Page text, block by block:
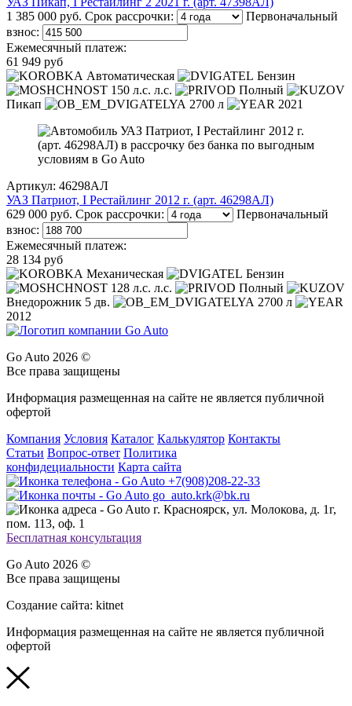
1 385 000 руб. Срок рассрочки:
Первоначальный
взнос:
Ежемесячный платеж:
61 949 руб
Автоматическая
Бензин
150 л.с. л.с.
Полный
Пикап
2700 л 2021
Артикул: 46298АЛ
УАЗ Патриот, I Рестайлинг 2012 г. (арт. 46298АЛ)
629 000 руб. Срок рассрочки:
Первоначальный
взнос:
Ежемесячный платеж:
28 134 руб
Механическая
Бензин
128 л.с. л.с.
Полный
Внедорожник 5 дв.
2700 л
2012
Go Auto 2026 ©
Все права защищены
Информация размещенная на сайте не является публичной
офертой
Компания Условия Каталог Калькулятор Контакты
Статьи Вопрос-ответ Политика
конфидециальности Карта сайта
+7(908)208-22-33
go_auto.krk@bk.ru
г. Красноярск, ул. Молокова, д. 1г,
пом. 113, оф. 1
Бесплатная консультация
Go Auto 2026 ©
Все права защищены
Создание сайта: kitnet
Информация размещенная на сайте не является публичной
офертой